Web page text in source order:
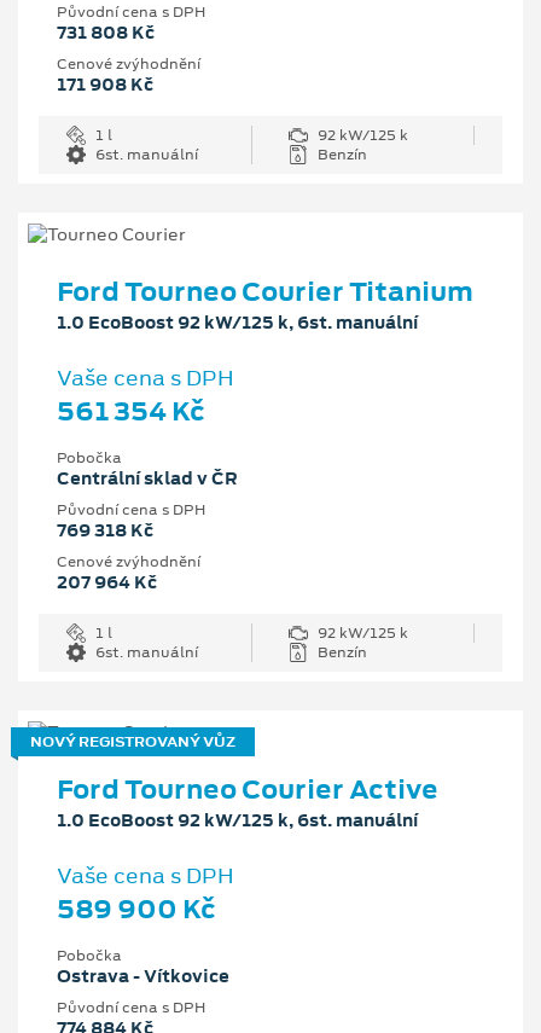
Původní cena s DPH
731 808 Kč
Cenové zvýhodnění
171 908 Kč
1 l
92 kW/125 k
6st. manuální
Benzín
Ford Tourneo Courier Titanium
1.0 EcoBoost 92 kW/125 k, 6st. manuální
Vaše cena s DPH
561 354 Kč
Pobočka
Centrální sklad v ČR
Původní cena s DPH
769 318 Kč
Cenové zvýhodnění
207 964 Kč
1 l
92 kW/125 k
6st. manuální
Benzín
NOVÝ REGISTROVANÝ VŮZ
Ford Tourneo Courier Active
1.0 EcoBoost 92 kW/125 k, 6st. manuální
Vaše cena s DPH
589 900 Kč
Pobočka
Ostrava - Vítkovice
Původní cena s DPH
774 884 Kč